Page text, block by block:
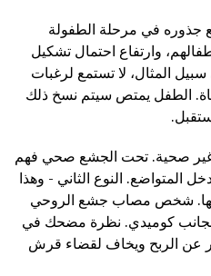
جذوره في مرحلة الطفولة
وارتفاع احتمال تشكيل
المثال، لا تستمع لرغبات
الطفل يمتص سيتم نسخ ذلك
صحية. تحت الجشع صحي فهم
المتواضع. النوع الثاني - وهذا
شخص مصاب جشع الروحي
كوميدي. نظرة مضحك في
عن الربح ويخاف لقضاء قرش